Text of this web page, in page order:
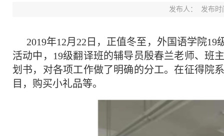
发布人： 发布时
2019年12月22日，正值冬至，外国语学院
活动中，19级翻译班的辅导员殷春兰老师、班
划书，对各项工作做了明确的分工。在征得院
目，购买小礼品等。